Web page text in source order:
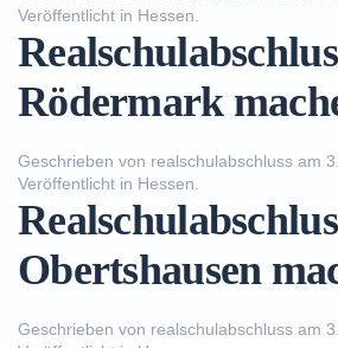
Veröffentlicht in Hessen
Rödermark
Geschrieben von realschulabschluss am
Veröffentlicht in Hessen
Obertshausen
Geschrieben von realschulabschluss am